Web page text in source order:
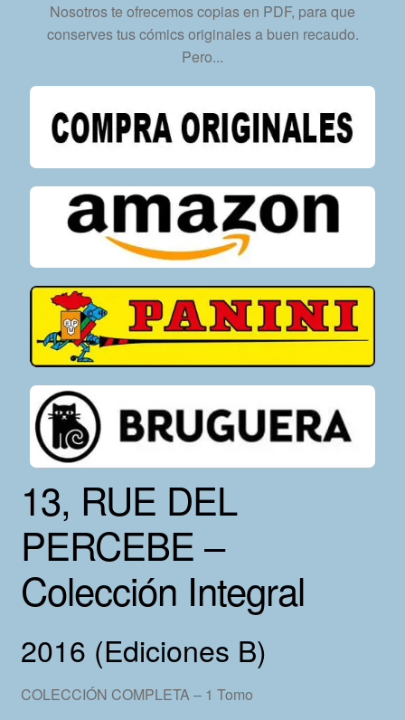
Nosotros te ofrecemos copias en PDF, para que
conserves tus cómics originales a buen recaudo.
Pero...
13, RUE DEL
PERCEBE –
Colección Integral
2016 (Ediciones B)
COLECCIÓN COMPLETA – 1 Tomo